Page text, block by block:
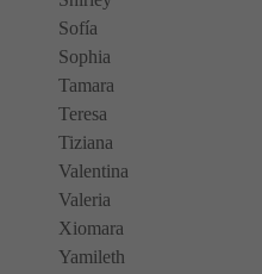
Sofía
Sophia
Tamara
Teresa
Tiziana
Valentina
Valeria
Xiomara
Yamileth